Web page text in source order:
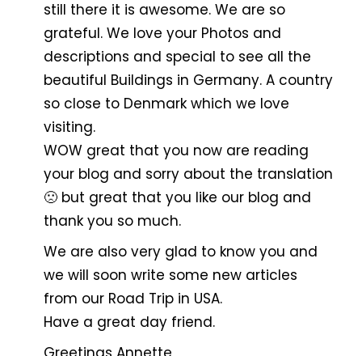
still there it is awesome. We are so
grateful. We love your Photos and
descriptions and special to see all the
beautiful Buildings in Germany. A country
so close to Denmark which we love
visiting.
WOW great that you now are reading
your blog and sorry about the translation
🙁 but great that you like our blog and
thank you so much.
We are also very glad to know you and
we will soon write some new articles
from our Road Trip in USA.
Have a great day friend.